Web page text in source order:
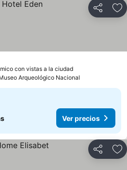
Compartir
con vistas a la ciudadVer precios
Arqueológico Nacional
Ver precios
Compartir